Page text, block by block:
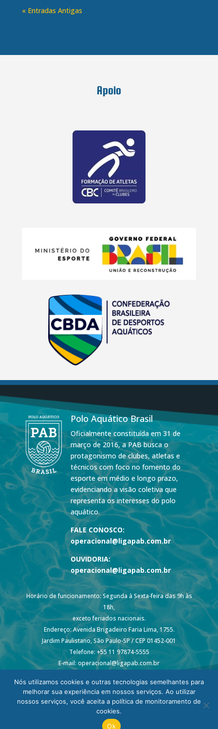
« Entradas Antigas
Apoio
Polo Aquático Brasil
Oficialmente constituída em 31 de
março de 2016, a PAB busca o
protagonismo de clubes, atletas e
técnicos com foco no fomento do
esporte em médio e longo prazo,
evidenciando a visão coletiva que
representa os interesses do polo
aquático.
FALE CONOSCO:
operacional@ligapab.com.br
OUVIDORIA:
operacional@ligapab.com.br
Horário de funcionamento: Segunda à Sexta-feira das 9h às
18h,
exceto feriados nacionais.
Endereço: Avenida Brigadeiro Faria Lima, 1755.
Jardim Paulistano, São Paulo-SP / CEP 01452-001
Telefone: +55 11 97874-5555
E-mail: operacional@ligapab.com.br
© 2024 todos os direitos reservados – Liga PAB
Nós utilizamos cookies e outras tecnologias semelhantes para
melhorar sua experiência em nossos serviços. Ao utilizar
nossos serviços, você aceita a política de monitoramento de
cookies.
Ok